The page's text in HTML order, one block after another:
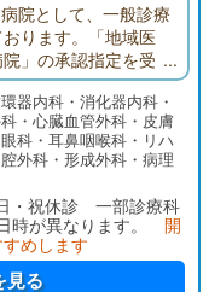
院として、一般診療
ります。「地域医
」の承認指定を受
篤な疾患、各種が
能となり、地域医
た、救急医療に対し
る救急車を受け入れ
器内科・消化器内科・
・心臓血管外科・皮膚
科・耳鼻咽喉科・リハ
外科・形成外科・病理
・祝休診 一部診療科
時が異なります。 開
めします
見る